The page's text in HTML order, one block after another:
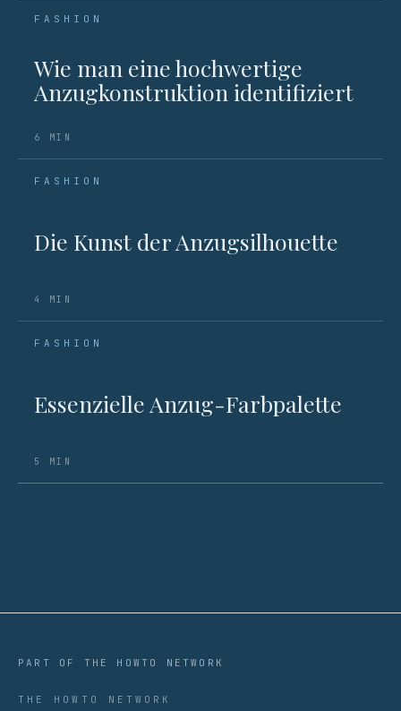
FASHION
Wie man eine hochwertige
Anzugkonstruktion identifiziert
6 MIN
FASHION
Die Kunst der Anzugsilhouette
4 MIN
FASHION
Essenzielle Anzug-Farbpalette
5 MIN
PART OF THE HOWTO NETWORK
THE HOWTO NETWORK